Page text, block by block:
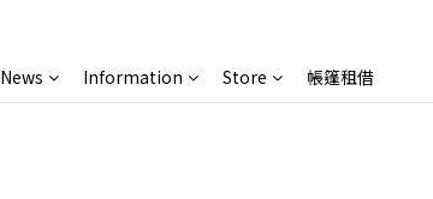
News Information Store 帳篷租借